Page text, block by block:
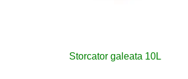
Storcator galeata 10L